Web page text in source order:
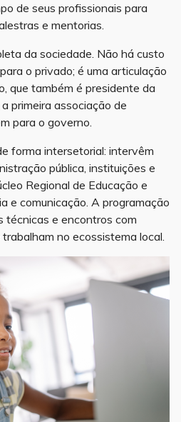
de seus profissionais para
e mentorias.
da sociedade. Não há custo
o privado; é uma articulação
que também é presidente da
a primeira associação de
para o governo.
forma intersetorial: intervêm
pública, instituições e
Regional de Educação e
e comunicação. A programação
técnicas e encontros com
no ecossistema local.